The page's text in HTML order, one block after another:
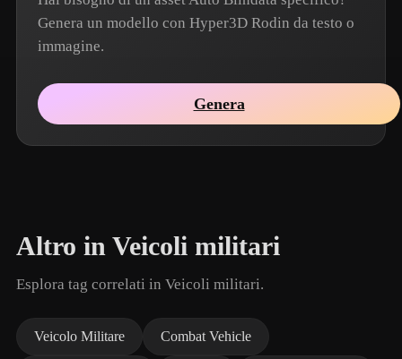
Genera un modello con Hyper3D Rodin da testo o
immagine.
Genera
Altro in Veicoli militari
Esplora tag correlati in Veicoli militari.
Veicolo Militare Combat Vehicle